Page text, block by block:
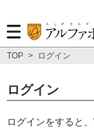
TOP > ログイン
ログイン
ログインをすると